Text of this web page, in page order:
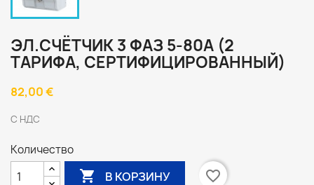
ЭЛ.СЧЁТЧИК 3 ФАЗ 5-80A (2
ТАРИФА, СЕРТИФИЦИРОВАННЫЙ)
82,00 €
С НДС
Количество
 В КОРЗИНУ favorite_border